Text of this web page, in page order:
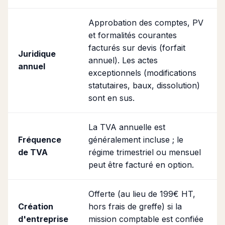
Juridique
annuel
Approbation des comptes, PV
et formalités courantes
facturés sur devis (forfait
annuel). Les actes
exceptionnels (modifications
statutaires, baux, dissolution)
sont en sus.
Fréquence
de TVA
La TVA annuelle est
généralement incluse ; le
régime trimestriel ou mensuel
peut être facturé en option.
Création
d'entreprise
Offerte (au lieu de 199€ HT,
hors frais de greffe) si la
mission comptable est confiée